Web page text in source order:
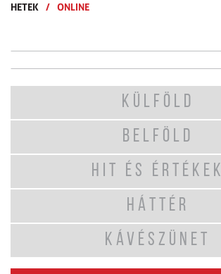
HETEK / ONLINE
KÜLFÖLD
BELFÖLD
HIT ÉS ÉRTÉKEK
HÁTTÉR
KÁVÉSZÜNET